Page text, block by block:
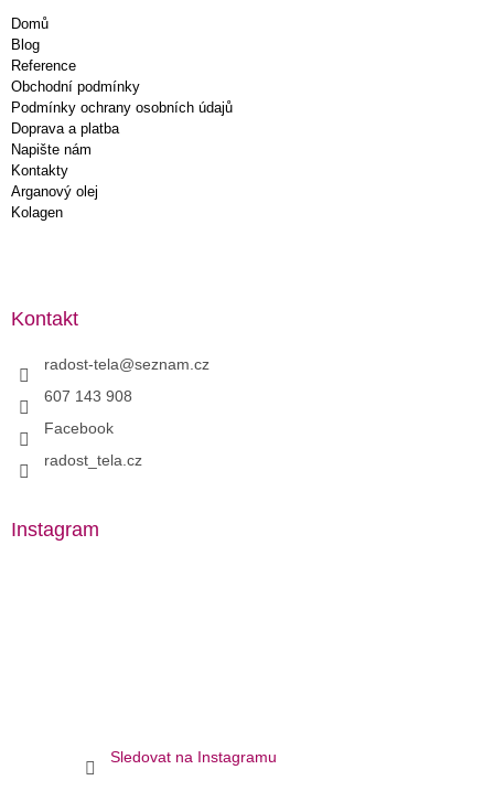
Domů
Blog
Reference
Obchodní podmínky
Podmínky ochrany osobních údajů
Doprava a platba
Napište nám
Kontakty
Arganový olej
Kolagen
Kontakt
radost-tela@seznam.cz
607 143 908
Facebook
radost_tela.cz
Instagram
Sledovat na Instagramu